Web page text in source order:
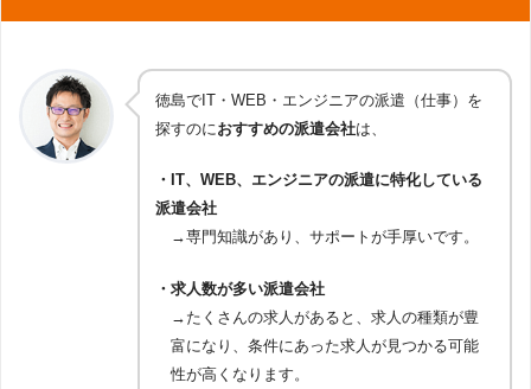
徳島でIT・WEB・エンジニアの派遣（仕事）を
探すのに おすすめの派遣会社は、
・IT、WEB、エンジニアの派遣に特化している
派遣会社
→専門知識があり、サポートが手厚いです。
・求人数が多い派遣会社
→たくさんの求人があると、求人の種類が豊
富になり、条件にあった求人が見つかる可能
性が高くなります。